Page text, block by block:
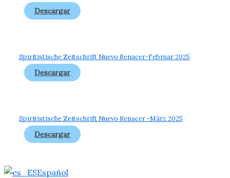
Descargar
Spiritistische Zeitschrift Nuevo Renacer-Februar 2025
Descargar
Spiritistische Zeitschrift Nuevo Renacer -März 2025
Descargar
Español